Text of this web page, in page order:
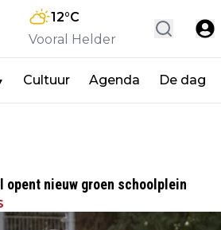
12°C
Vooral Helder
Cultuur Agenda De dag
opent nieuw groen schoolplein